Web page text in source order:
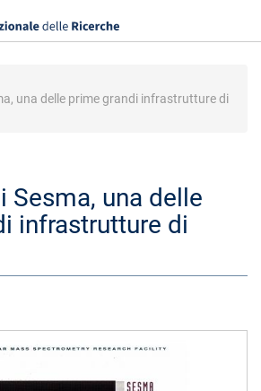
una delle prime grandi infrastrutture di
Sesma, una delle
infrastrutture di